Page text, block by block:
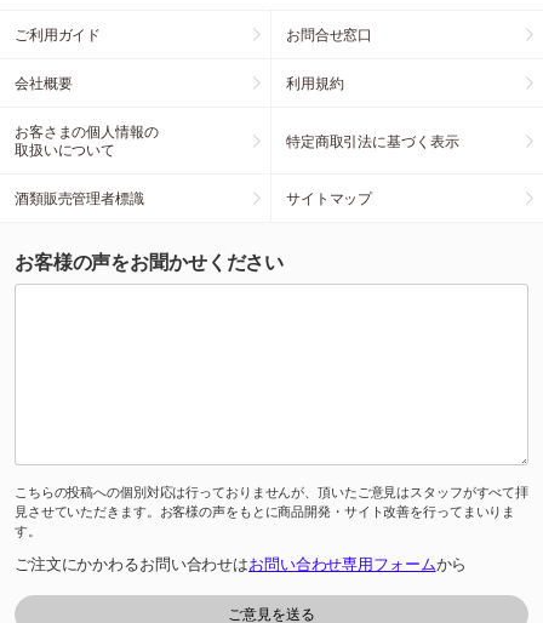
ご利用ガイド お問合せ窓口
会社概要 利用規約
お客さまの個人情報の
取扱いについて
特定商取引法に基づく表示
酒類販売管理者標識 サイトマップ
お客様の声をお聞かせください
こちらの投稿への個別対応は行っておりませんが、頂いたご意見はスタッフがすべて拝
見させていただきます。お客様の声をもとに商品開発・サイト改善を行ってまいりま
す。
ご注文にかかわるお問い合わせはお問い合わせ専用フォームから